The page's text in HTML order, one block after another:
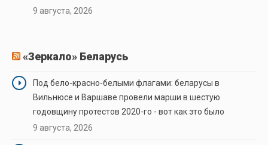
9 августа, 2026
«Зеркало» Беларусь
Под бело-красно-белыми флагами: беларусы в
Вильнюсе и Варшаве провели марши в шестую
годовщину протестов 2020-го - вот как это было
9 августа, 2026